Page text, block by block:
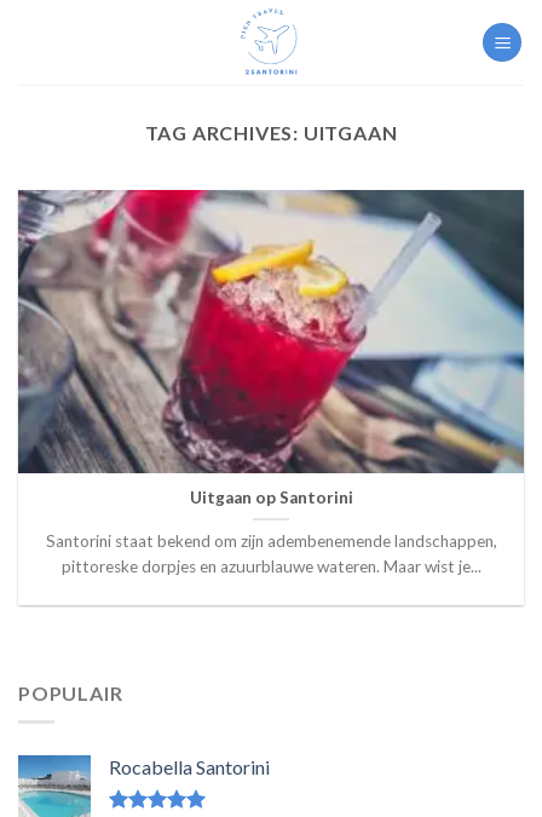
TAG ARCHIVES: UITGAAN
Uitgaan op Santorini
Santorini staat bekend om zijn adembenemende landschappen,
pittoreske dorpjes en azuurblauwe wateren. Maar wist je...
POPULAIR
Rocabella Santorini